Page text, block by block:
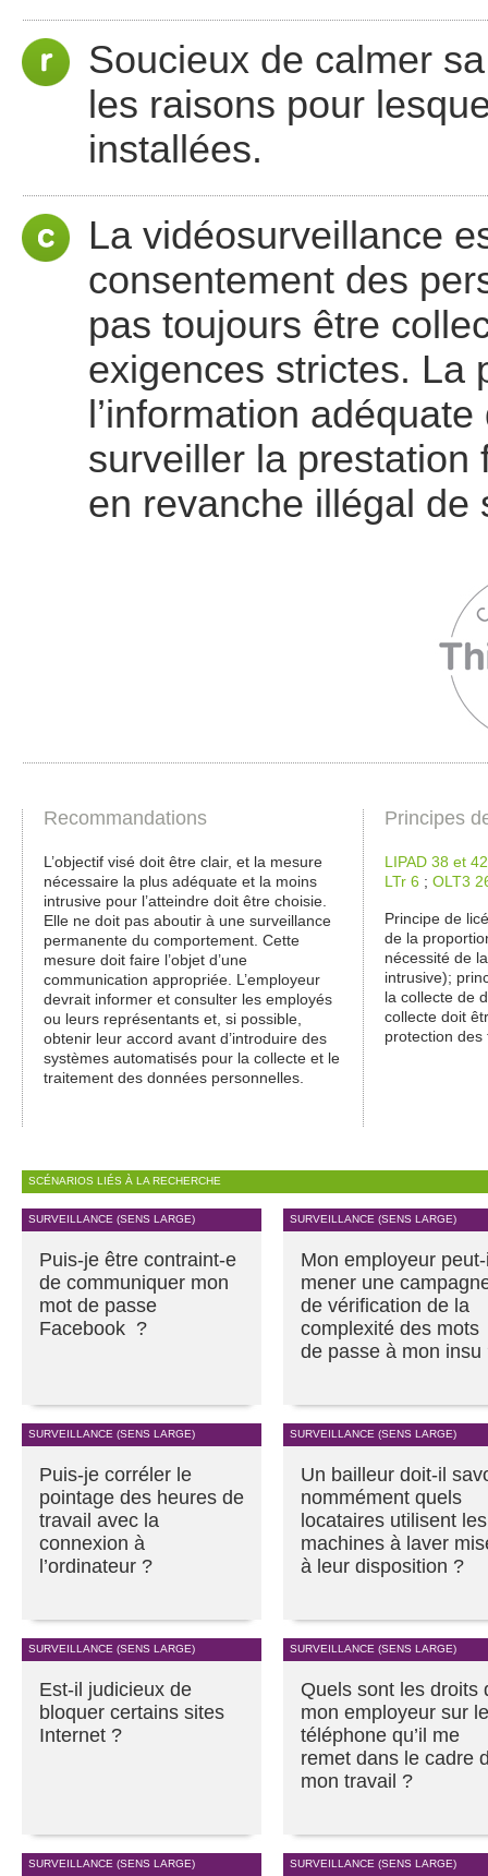
Soucieux de calmer
les raisons pour
installées.
La vidéosurveillance
consentement des
pas toujours être
exigences strictes. La
l’information
surveiller la prestation
en revanche illégal de
Recommandations
L’objectif visé doit être clair, et la mesure
nécessaire la plus adéquate et la moins
intrusive pour l’atteindre doit être choisie.
Elle ne doit pas aboutir à une surveillance
permanente du comportement. Cette
mesure doit faire l’objet d’une
communication appropriée. L’employeur
devrait informer et consulter les employés
ou leurs représentants et, si possible,
obtenir leur accord avant d’introduire des
systèmes automatisés pour la collecte et le
traitement des données personnelles.
Principes
LIPAD 38 et 42
LTr 6 ; OLT3
Principe de
de la
nécessité de
intrusive);
la collecte de
collecte doit
protection des
SCÉNARIOS LIÉS À LA RECHERCHE
SURVEILLANCE (SENS LARGE)
Puis-je être contraint-e
de communiquer mon
mot de passe
Facebook ?
SURVEILLANCE (SENS LARGE)
Mon employeur
mener une
de vérification de la
complexité des mots
de passe à mon insu
SURVEILLANCE (SENS LARGE)
Puis-je corréler le
pointage des heures de
travail avec la
connexion à
l’ordinateur ?
SURVEILLANCE (SENS LARGE)
Un bailleur doit-il
nommément quels
locataires utilisent les
machines à laver
à leur disposition ?
SURVEILLANCE (SENS LARGE)
Est-il judicieux de
bloquer certains sites
Internet ?
SURVEILLANCE (SENS LARGE)
Quels sont les droits
mon employeur sur le
téléphone qu’il me
remet dans le cadre
mon travail ?
SURVEILLANCE (SENS LARGE) SURVEILLANCE (SENS LARGE)